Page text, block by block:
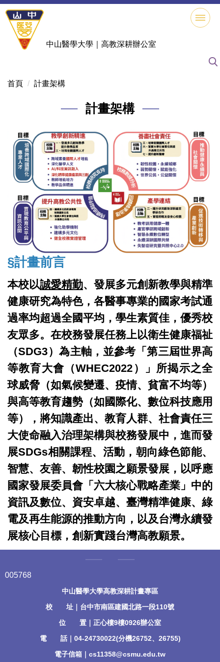
跳
到
區
中山醫學大學｜高教深耕辦公室
首頁 計畫架構
計畫架構
§計畫前言
本校以誠愛精勤、發展多元創新教學與精準
健康研究為特色，各醫事專業的國家考試通
過率均超過全國平均，學生素質佳，優秀校
友眾多。在校務發展任務上以衛生健康福祉
（SDG3）為主軸，並參考「第三屆世界高
等教育大會（WHEC2022）」所揭示之全
球威脅（如氣候變遷、疫情、貧富不均等）
與高等教育趨勢（如國際化、數位科技應用
等），將知識產出、教育人群、社會責任三
大使命融入治理架構與校務發展中，進而發
展SDGs相關課程、活動，朝向綠色節能、
智慧、友善、韌性校園之願景發展，以呼應
國家發展委員會「六大核心戰略產業」中的
資訊及數位、資安卓越、臺灣精準健康、綠
電及再生能源的推動方向，以及台灣永續發
展核心目標，創新實踐台灣高教願景。
005768
中山醫學大學高教深耕計畫專區
校 址｜台中市南區建國北路一段110號
位 置｜正心樓9樓0926辦公室
電 話｜04-24730022(分機26752、26755)
電子信箱｜cs11358@csmu.edu.tw